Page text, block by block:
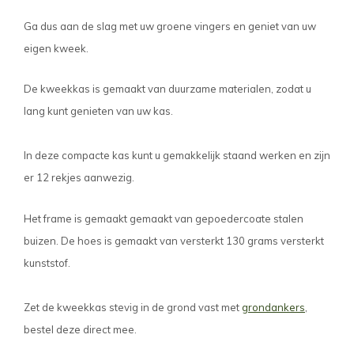
Ga dus aan de slag met uw groene vingers en geniet van uw
eigen kweek.
De kweekkas is gemaakt van duurzame materialen, zodat u
lang kunt genieten van uw kas.
In deze compacte kas kunt u gemakkelijk staand werken en zijn
er 12 rekjes aanwezig.
Het frame is gemaakt gemaakt van gepoedercoate stalen
buizen. De hoes is gemaakt van versterkt 130 grams versterkt
kunststof.
Zet de kweekkas stevig in de grond vast met grondankers
bestel deze direct mee.